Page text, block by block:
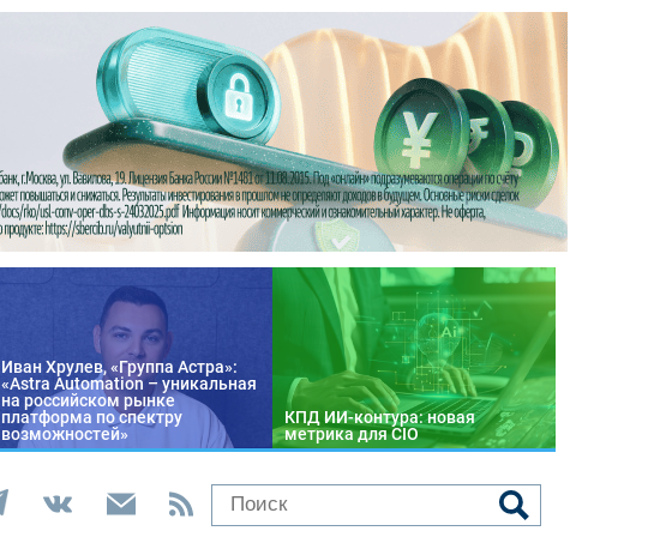
Иван Хрулев, «Группа Астра»:
«Astra Automation – уникальная
на российском рынке
платформа по спектру
возможностей»
КПД ИИ-контура: новая
метрика для CIO